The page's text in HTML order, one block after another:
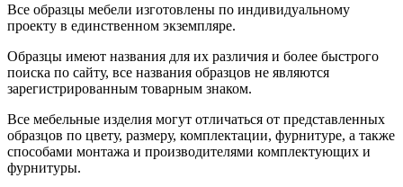
Все образцы мебели изготовлены по индивидуальному
проекту в единственном экземпляре.
Образцы имеют названия для их различия и более быстрого
поиска по сайту, все названия образцов не являются
зарегистрированным товарным знаком.
Все мебельные изделия могут отличаться от представленных
образцов по цвету, размеру, комплектации, фурнитуре, а также
способами монтажа и производителями комплектующих и
фурнитуры.